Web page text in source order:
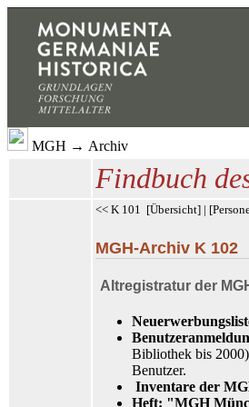
MGH → Archiv
Findbuch
<< K 101 [Übersicht] | [
MGH-Archiv K 102
Altregistratur der
Bibliothek bis
Benutzer.
Inventare der
Heft: "MGH